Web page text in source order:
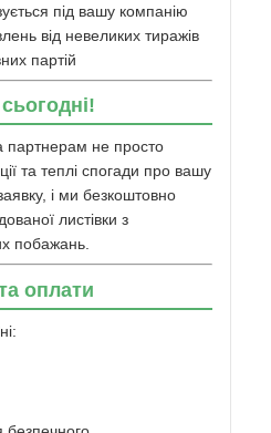
під вашу компанію
від невеликих тиражів
партій
партнерам не просто
та теплі спогади про вашу
і ми безкоштовно
листівки з
побажань.
оплати